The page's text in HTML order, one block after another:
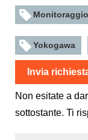
Yokogawa
Invia
Non esitate a
sottostante. Ti